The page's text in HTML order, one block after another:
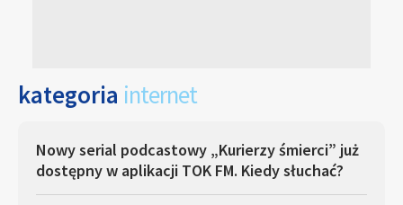
kategoria internet
Nowy serial podcastowy „Kurierzy śmierci” już
dostępny w aplikacji TOK FM. Kiedy słuchać?